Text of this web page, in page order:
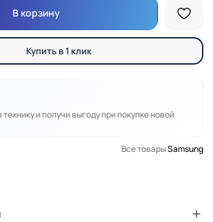
В корзину
Купить в 1 клик
и получи выгоду при покупке новой
Все товарыSamsung